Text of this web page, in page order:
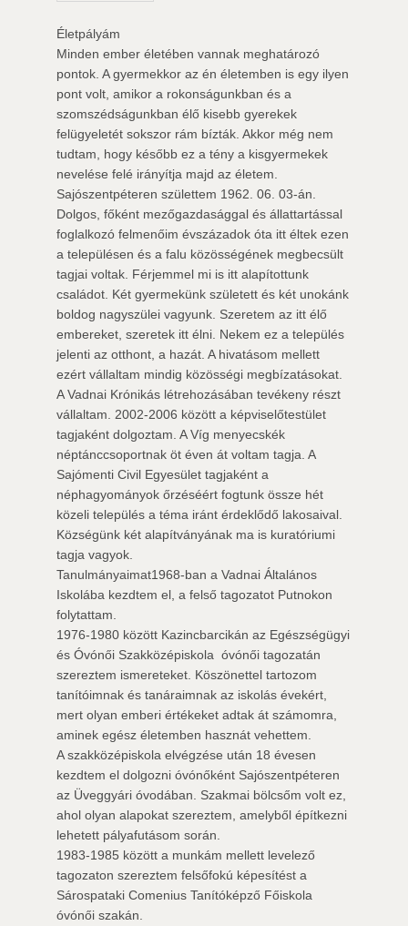
Életpályám
Minden ember életében vannak meghatározó
pontok. A gyermekkor az én életemben is egy ilyen
pont volt, amikor a rokonságunkban és a
szomszédságunkban élő kisebb gyerekek
felügyeletét sokszor rám bízták. Akkor még nem
tudtam, hogy később ez a tény a kisgyermekek
nevelése felé irányítja majd az életem.
Sajószentpéteren születtem 1962. 06. 03-án.
Dolgos, főként mezőgazdasággal és állattartással
foglalkozó felmenőim évszázadok óta itt éltek ezen
a településen és a falu közösségének megbecsült
tagjai voltak. Férjemmel mi is itt alapítottunk
családot. Két gyermekünk született és két unokánk
boldog nagyszülei vagyunk. Szeretem az itt élő
embereket, szeretek itt élni. Nekem ez a település
jelenti az otthont, a hazát. A hivatásom mellett
ezért vállaltam mindig közösségi megbízatásokat.
A Vadnai Krónikás létrehozásában tevékeny részt
vállaltam. 2002-2006 között a képviselőtestület
tagjaként dolgoztam. A Víg menyecskék
néptánccsoportnak öt éven át voltam tagja. A
Sajómenti Civil Egyesület tagjaként a
néphagyományok őrzéséért fogtunk össze hét
közeli település a téma iránt érdeklődő lakosaival.
Községünk két alapítványának ma is kuratóriumi
tagja vagyok.
Tanulmányaimat1968-ban a Vadnai Általános
Iskolába kezdtem el, a felső tagozatot Putnokon
folytattam.
1976-1980 között Kazincbarcikán az Egészségügyi
és Óvónői Szakközépiskola  óvónői tagozatán
szereztem ismereteket. Köszönettel tartozom
tanítóimnak és tanáraimnak az iskolás évekért,
mert olyan emberi értékeket adtak át számomra,
aminek egész életemben hasznát vehettem.
A szakközépiskola elvégzése után 18 évesen
kezdtem el dolgozni óvónőként Sajószentpéteren
az Üveggyári óvodában. Szakmai bölcsőm volt ez,
ahol olyan alapokat szereztem, amelyből építkezni
lehetett pályafutásom során.
1983-1985 között a munkám mellett levelező
tagozaton szereztem felsőfokú képesítést a
Sárospataki Comenius Tanítóképző Főiskola
óvónői szakán.